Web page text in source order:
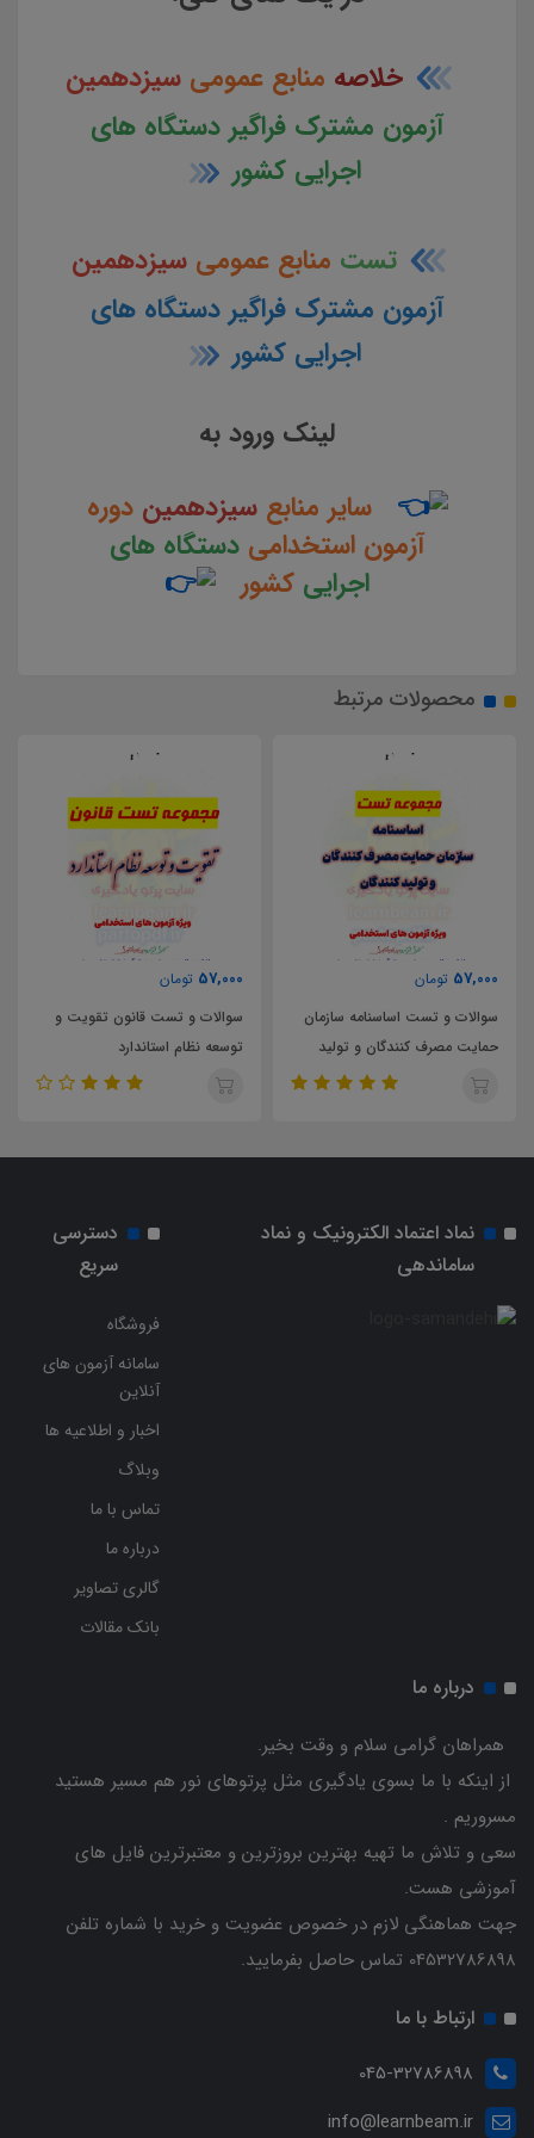
خلاصه منابع عمومیسیزدهمین
آزمون مشترک فراگیر دستگاه های
اجرایی کشور
تست منابع عمومیسیزدهمین
آزمون مشترک فراگیر دستگاه های
اجرایی کشور
لینک ورود به
سایر منابعسیزدهمیندوره
آزمون استخدامی دستگاه های
اجرایی کشور
محصولات مرتبط
57,000 تومان
سوالات و تست قانون تقویت و
توسعه نظام استاندارد
86,000 تومان
سوالات و تست کلیات روش
تحقیق و تحلیل محتوا
نماد اعتماد الکترونیک و نماد
ساماندهی
دسترسی
سریع
فروشگاه
سامانه آزمون های
آنلاین
اخبار و اطلاعیه ها
وبلاگ
تماس با ما
درباره ما
گالری تصاویر
بانک مقالات
درباره ما
همراهان گرامی سلام و وقت بخیر.
از اینکه با ما بسوی یادگیری مثل پرتوهای نور هم مسیر هستید
مسروریم .
سعی و تلاش ما تهیه بهترین بروزترین و معتبرترین فایل های
آموزشی هست.
جهت هماهنگی لازم در خصوص عضویت و خرید با شماره تلفن
04532786898 تماس حاصل بفرمایید.
ارتباط با ما
045-32786898
info@learnbeam.ir